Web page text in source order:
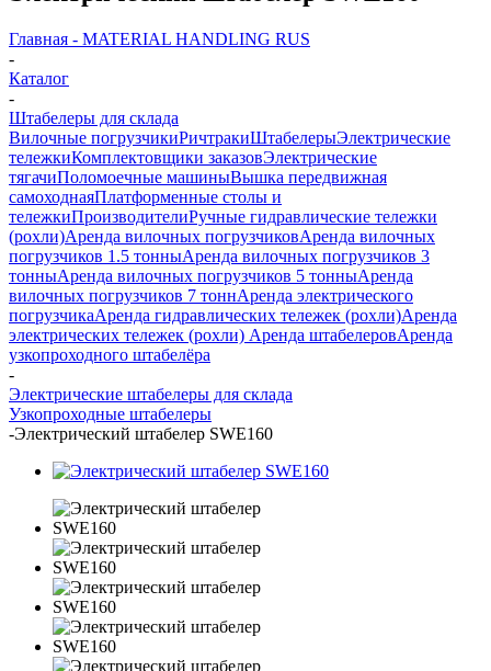
Главная - MATERIAL HANDLING RUS
-
Каталог
-
Штабелеры для склада
Вилочные погрузчикиРичтракиШтабелерыЭлектрические
тележкиКомплектовщики заказовЭлектрические
тягачиПоломоечные машиныВышка передвижная
самоходнаяПлатформенные столы и
тележкиПроизводителиРучные гидравлические тележки
(рохли)Аренда вилочных погрузчиковАренда вилочных
погрузчиков 1.5 тонныАренда вилочных погрузчиков 3
тонныАренда вилочных погрузчиков 5 тонныАренда
вилочных погрузчиков 7 тоннАренда электрического
погрузчикаАренда гидравлических тележек (рохли)Аренда
электрических тележек (рохли) Аренда штабелеровАренда
узкопроходного штабелёра
-
Электрические штабелеры для склада
Узкопроходные штабелеры
-Электрический штабелер SWE160